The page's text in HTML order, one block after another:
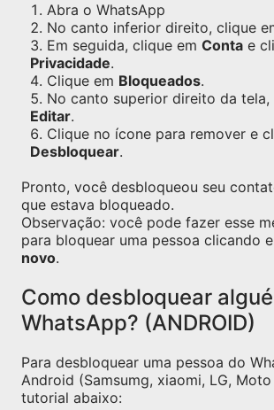
Abra o WhatsApp
No canto inferior direito, clique
Em seguida, clique em Conta e
Privacidade.
Clique em Bloqueados.
No canto superior direito da tela,
Editar.
Clique no ícone para remover e
Desbloquear.
Pronto, você desbloqueou seu
que estava bloqueado.
Observação: você pode fazer esse
para bloquear uma pessoa clicando
novo.
Como desbloquear
WhatsApp? (ANDROID)
Para desbloquear uma pessoa do
Android (Samsumg, xiaomi, LG,
tutorial abaixo: